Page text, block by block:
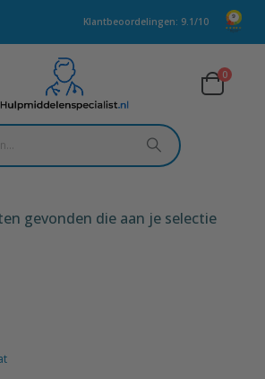
Klantbeoordelingen: 9.1/10
0
gevonden die aan je selectie